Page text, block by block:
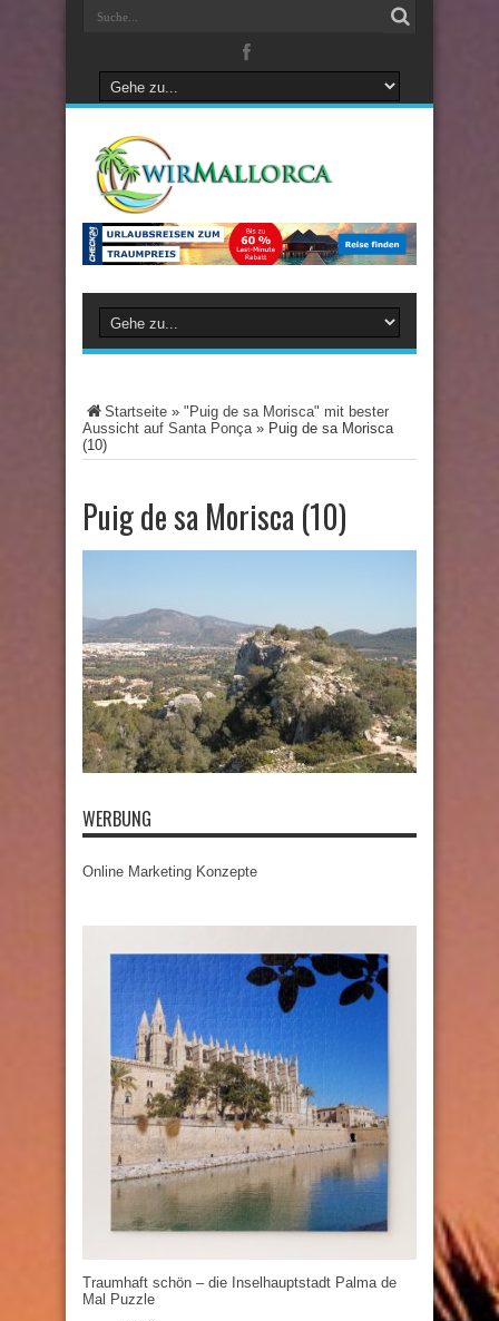
Startseite » "Puig de sa Morisca" mit bester
Aussicht auf Santa Ponça» Puig de sa Morisca
(10)
Puig de sa Morisca (10)
WERBUNG
Online Marketing Konzepte
Traumhaft schön – die Inselhauptstadt Palma de
Mal Puzzle